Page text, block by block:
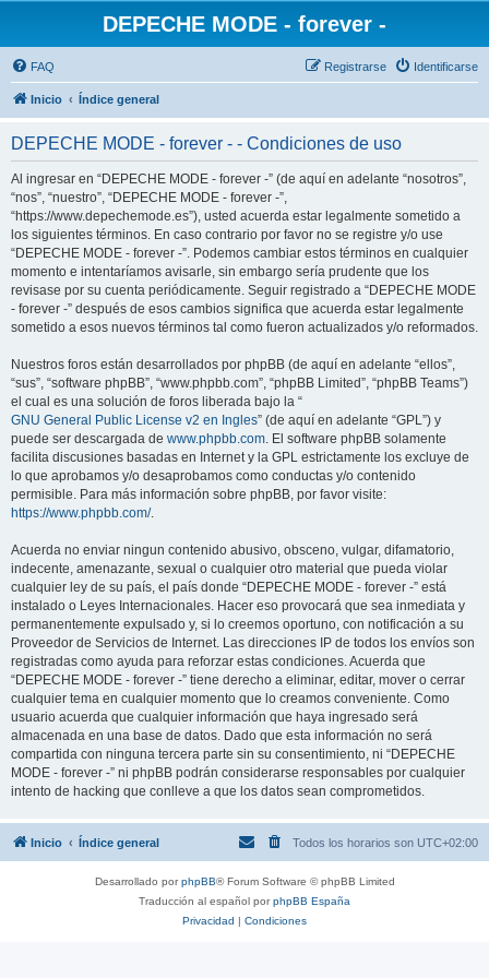
DEPECHE MODE - forever -
FAQ Identificarse
Registrarse
Inicio Índice general
DEPECHE MODE - forever - - Condiciones de uso
Al ingresar en “DEPECHE MODE - forever -” (de aquí en adelante “nosotros”,
“nos”, “nuestro”, “DEPECHE MODE - forever -”,
“https://www.depechemode.es”), usted acuerda estar legalmente sometido a
los siguientes términos. En caso contrario por favor no se registre y/o use
“DEPECHE MODE - forever -”. Podemos cambiar estos términos en cualquier
momento e intentaríamos avisarle, sin embargo sería prudente que los
revisase por su cuenta periódicamente. Seguir registrado a “DEPECHE MODE
- forever -” después de esos cambios significa que acuerda estar legalmente
sometido a esos nuevos términos tal como fueron actualizados y/o reformados.
Nuestros foros están desarrollados por phpBB (de aquí en adelante “ellos”,
“sus”, “software phpBB”, “www.phpbb.com”, “phpBB Limited”, “phpBB Teams”)
el cual es una solución de foros liberada bajo la “
GNU General Public License v2 en Ingles” (de aquí en adelante “GPL”) y
puede ser descargada de www.phpbb.com. El software phpBB solamente
facilita discusiones basadas en Internet y la GPL estrictamente los excluye de
lo que aprobamos y/o desaprobamos como conductas y/o contenido
permisible. Para más información sobre phpBB, por favor visite:
https://www.phpbb.com/.
Acuerda no enviar ningun contenido abusivo, obsceno, vulgar, difamatorio,
indecente, amenazante, sexual o cualquier otro material que pueda violar
cualquier ley de su país, el país donde “DEPECHE MODE - forever -” está
instalado o Leyes Internacionales. Hacer eso provocará que sea inmediata y
permanentemente expulsado y, si lo creemos oportuno, con notificación a su
Proveedor de Servicios de Internet. Las direcciones IP de todos los envíos son
registradas como ayuda para reforzar estas condiciones. Acuerda que
“DEPECHE MODE - forever -” tiene derecho a eliminar, editar, mover o cerrar
cualquier tema en cualquier momento que lo creamos conveniente. Como
usuario acuerda que cualquier información que haya ingresado será
almacenada en una base de datos. Dado que esta información no será
compartida con ninguna tercera parte sin su consentimiento, ni “DEPECHE
MODE - forever -” ni phpBB podrán considerarse responsables por cualquier
intento de hacking que conlleve a que los datos sean comprometidos.
Inicio Índice general Todos los horarios son UTC+02:00
Desarrollado porphpBB® Forum Software © phpBB Limited
Traducción al español porphpBB España
Privacidad | Condiciones